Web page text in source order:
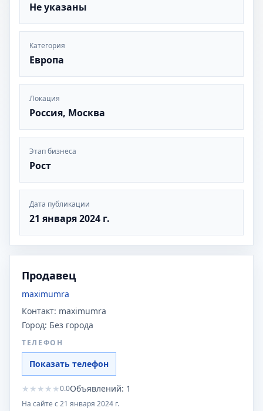
Не указаны
Категория
Европа
Локация
Россия, Москва
Этап бизнеса
Рост
Дата публикации
21 января 2024 г.
Продавец
maximumra
Контакт: maximumra
Город: Без города
ТЕЛЕФОН
Показать телефон
★ ★ ★ ★ ★0.0Объявлений: 1
На сайте с21 января 2024 г.